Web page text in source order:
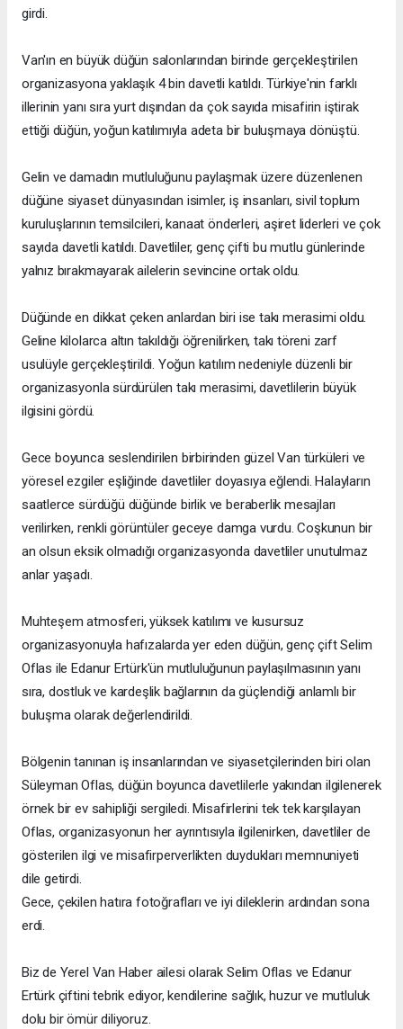
girdi.
Van'ın en büyük düğün salonlarından birinde gerçekleştirilen
organizasyona yaklaşık 4 bin davetli katıldı. Türkiye'nin farklı
illerinin yanı sıra yurt dışından da çok sayıda misafirin iştirak
ettiği düğün, yoğun katılımıyla adeta bir buluşmaya dönüştü.
Gelin ve damadın mutluluğunu paylaşmak üzere düzenlenen
düğüne siyaset dünyasından isimler, iş insanları, sivil toplum
kuruluşlarının temsilcileri, kanaat önderleri, aşiret liderleri ve çok
sayıda davetli katıldı. Davetliler, genç çifti bu mutlu günlerinde
yalnız bırakmayarak ailelerin sevincine ortak oldu.
Düğünde en dikkat çeken anlardan biri ise takı merasimi oldu.
Geline kilolarca altın takıldığı öğrenilirken, takı töreni zarf
usulüyle gerçekleştirildi. Yoğun katılım nedeniyle düzenli bir
organizasyonla sürdürülen takı merasimi, davetlilerin büyük
ilgisini gördü.
Gece boyunca seslendirilen birbirinden güzel Van türküleri ve
yöresel ezgiler eşliğinde davetliler doyasıya eğlendi. Halayların
saatlerce sürdüğü düğünde birlik ve beraberlik mesajları
verilirken, renkli görüntüler geceye damga vurdu. Coşkunun bir
an olsun eksik olmadığı organizasyonda davetliler unutulmaz
anlar yaşadı.
Muhteşem atmosferi, yüksek katılımı ve kusursuz
organizasyonuyla hafızalarda yer eden düğün, genç çift Selim
Oflas ile Edanur Ertürk'ün mutluluğunun paylaşılmasının yanı
sıra, dostluk ve kardeşlik bağlarının da güçlendiği anlamlı bir
buluşma olarak değerlendirildi.
Bölgenin tanınan iş insanlarından ve siyasetçilerinden biri olan
Süleyman Oflas, düğün boyunca davetlilerle yakından ilgilenerek
örnek bir ev sahipliği sergiledi. Misafirlerini tek tek karşılayan
Oflas, organizasyonun her ayrıntısıyla ilgilenirken, davetliler de
gösterilen ilgi ve misafirperverlikten duydukları memnuniyeti
dile getirdi.
Gece, çekilen hatıra fotoğrafları ve iyi dileklerin ardından sona
erdi.
Biz de Yerel Van Haber ailesi olarak Selim Oflas ve Edanur
Ertürk çiftini tebrik ediyor, kendilerine sağlık, huzur ve mutluluk
dolu bir ömür diliyoruz.